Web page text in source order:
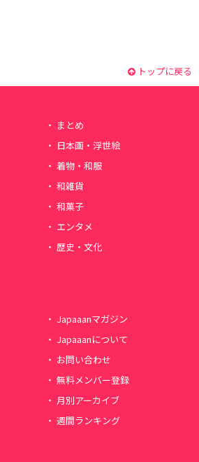
トップに戻る
まとめ
日本画・浮世絵
着物・和服
和雑貨
和菓子
エンタメ
歴史・文化
Japaaanマガジン
Japaaanについて
お問い合わせ
無料メンバー登録
月別アーカイブ
週間ランキング